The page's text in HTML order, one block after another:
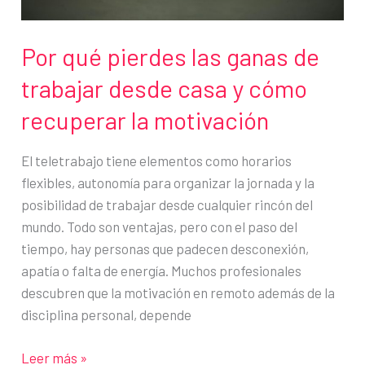
Por qué pierdes las ganas de
trabajar desde casa y cómo
recuperar la motivación
El teletrabajo tiene elementos como horarios
flexibles, autonomía para organizar la jornada y la
posibilidad de trabajar desde cualquier rincón del
mundo. Todo son ventajas, pero con el paso del
tiempo, hay personas que padecen desconexión,
apatía o falta de energía. Muchos profesionales
descubren que la motivación en remoto además de la
disciplina personal, depende
Por
Leer más »